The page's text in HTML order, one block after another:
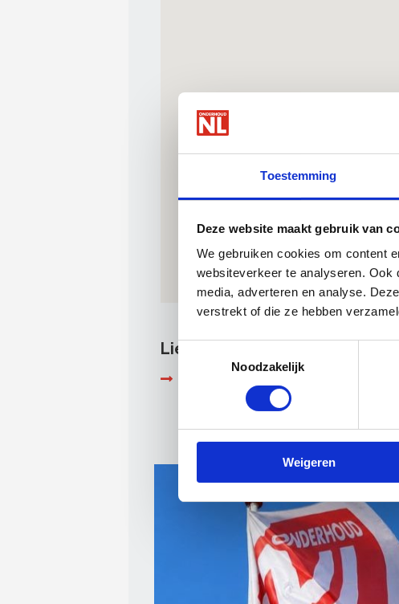
Toestemming
Deze website maakt gebruik van
We gebruiken cookies om content
websiteverkeer te analyseren.
media, adverteren en analyse.
verstrekt of die ze hebben
Toestemmingsselectie
Noodzakelijk
Weigeren
Liever op plaatsnaam of